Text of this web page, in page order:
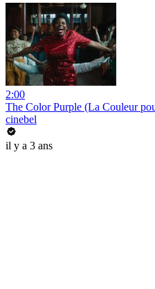
2:00
The Color Purple (La Couleur
cinebel
il y a 3 ans